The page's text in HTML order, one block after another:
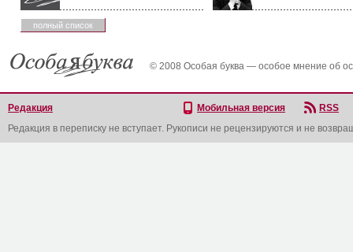
полный список
© 2008 Особая буква — особое мнение об
Редакция Мобильная версия
RSS
Редакция в переписку не вступает. Рукописи не рецензируются и не